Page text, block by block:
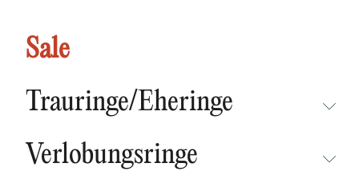
Sale
Trauringe/Eheringe
NEUHEITEN
Verlobungsringe
Diamant Jimena